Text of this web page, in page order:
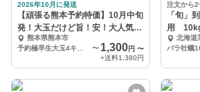
2026年10月に発送
【頑張る熊本予約特価】10月中旬
発！大玉だけど旨！安！大人気で
す 熊本県熊本市
〜 1,300円 〜
+送料1,380円
注文から
「旬
用 10kg
い）北海道
バラ牡蠣